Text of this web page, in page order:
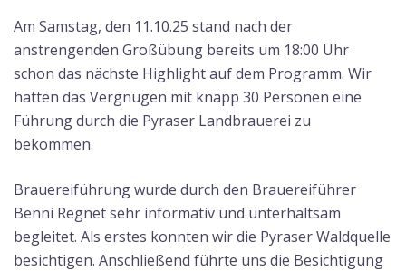
Am Samstag, den 11.10.25 stand nach der
anstrengenden Großübung bereits um 18:00 Uhr
schon das nächste Highlight auf dem Programm. Wir
hatten das Vergnügen mit knapp 30 Personen eine
Führung durch die Pyraser Landbrauerei zu
bekommen.
Brauereiführung wurde durch den Brauereiführer
Benni Regnet sehr informativ und unterhaltsam
begleitet. Als erstes konnten wir die Pyraser Waldquelle
besichtigen. Anschließend führte uns die Besichtigung